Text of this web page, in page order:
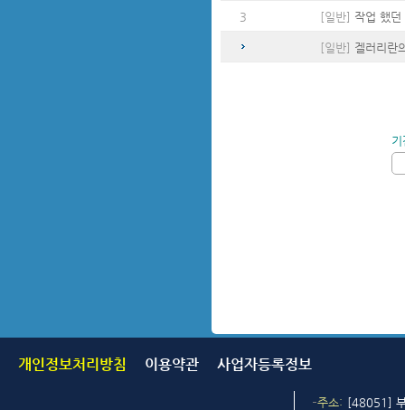
3 [일반] 작업 했
[일반] 겔러리란
개인정보처리방침 이용약관 사업자등록정보
주소
[48051]